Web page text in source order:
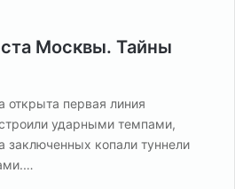
Москвы. Тайны
открыта первая линия
ударными темпами,
заключенных копали туннели